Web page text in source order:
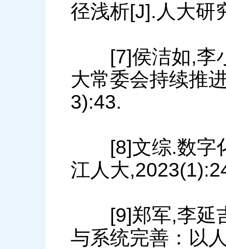
径浅析[J].人大研
[7]侯洁如,李小
大常委会持续推
3):43.
[8]文综.数字化
江人大
[9]郑军,李延吉
与系统完善：以